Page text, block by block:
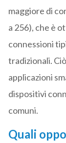
maggiore di
a 256), che è
connessioni
tradizionali.
applicazioni
dispositivi
comuni.
Quali